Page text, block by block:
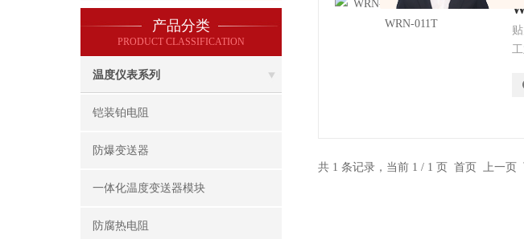
产品分类
PRODUCT CLASSIFICATION
温度仪表系列
铠装铂电阻
防爆变送器
一体化温度变送器模块
防腐热电阻
共 1 条记录，当前 1 / 1 页 首页 上一